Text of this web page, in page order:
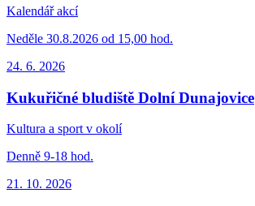
Kalendář akcí
Neděle 30.8.2026 od 15,00 hod.
24. 6. 2026
Kukuřičné bludiště Dolní Dunajovice
Kultura a sport v okolí
Denně 9-18 hod.
21. 10. 2026